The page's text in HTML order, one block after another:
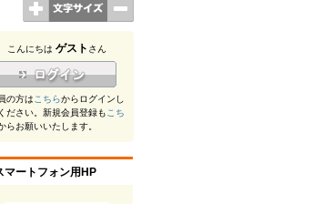
こんにちは ゲスト さん
の方はこちらからログインし
ださい。新規会員登録もこち
らお願いいたします。
マートフォン用HP